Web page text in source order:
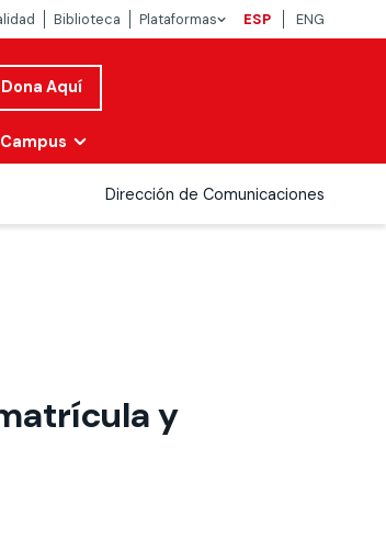
Biblioteca Plataformas ESP ENG
Dona Aquí
Dirección de Comunicaciones
y